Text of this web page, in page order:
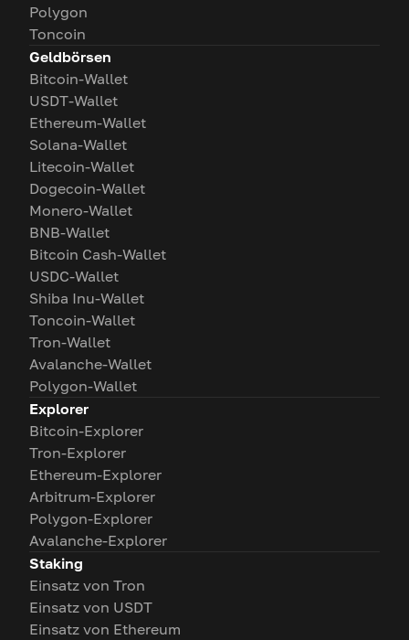
Polygon
Toncoin
Geldbörsen
Bitcoin-Wallet
USDT-Wallet
Ethereum-Wallet
Solana-Wallet
Litecoin-Wallet
Dogecoin-Wallet
Monero-Wallet
BNB-Wallet
Bitcoin Cash-Wallet
USDC-Wallet
Shiba Inu-Wallet
Toncoin-Wallet
Tron-Wallet
Avalanche-Wallet
Polygon-Wallet
Explorer
Bitcoin-Explorer
Tron-Explorer
Ethereum-Explorer
Arbitrum-Explorer
Polygon-Explorer
Avalanche-Explorer
Staking
Einsatz von Tron
Einsatz von USDT
Einsatz von Ethereum